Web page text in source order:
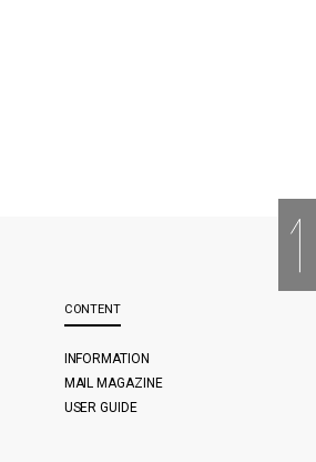
CONTENT
INFORMATION
MAIL MAGAZINE
USER GUIDE